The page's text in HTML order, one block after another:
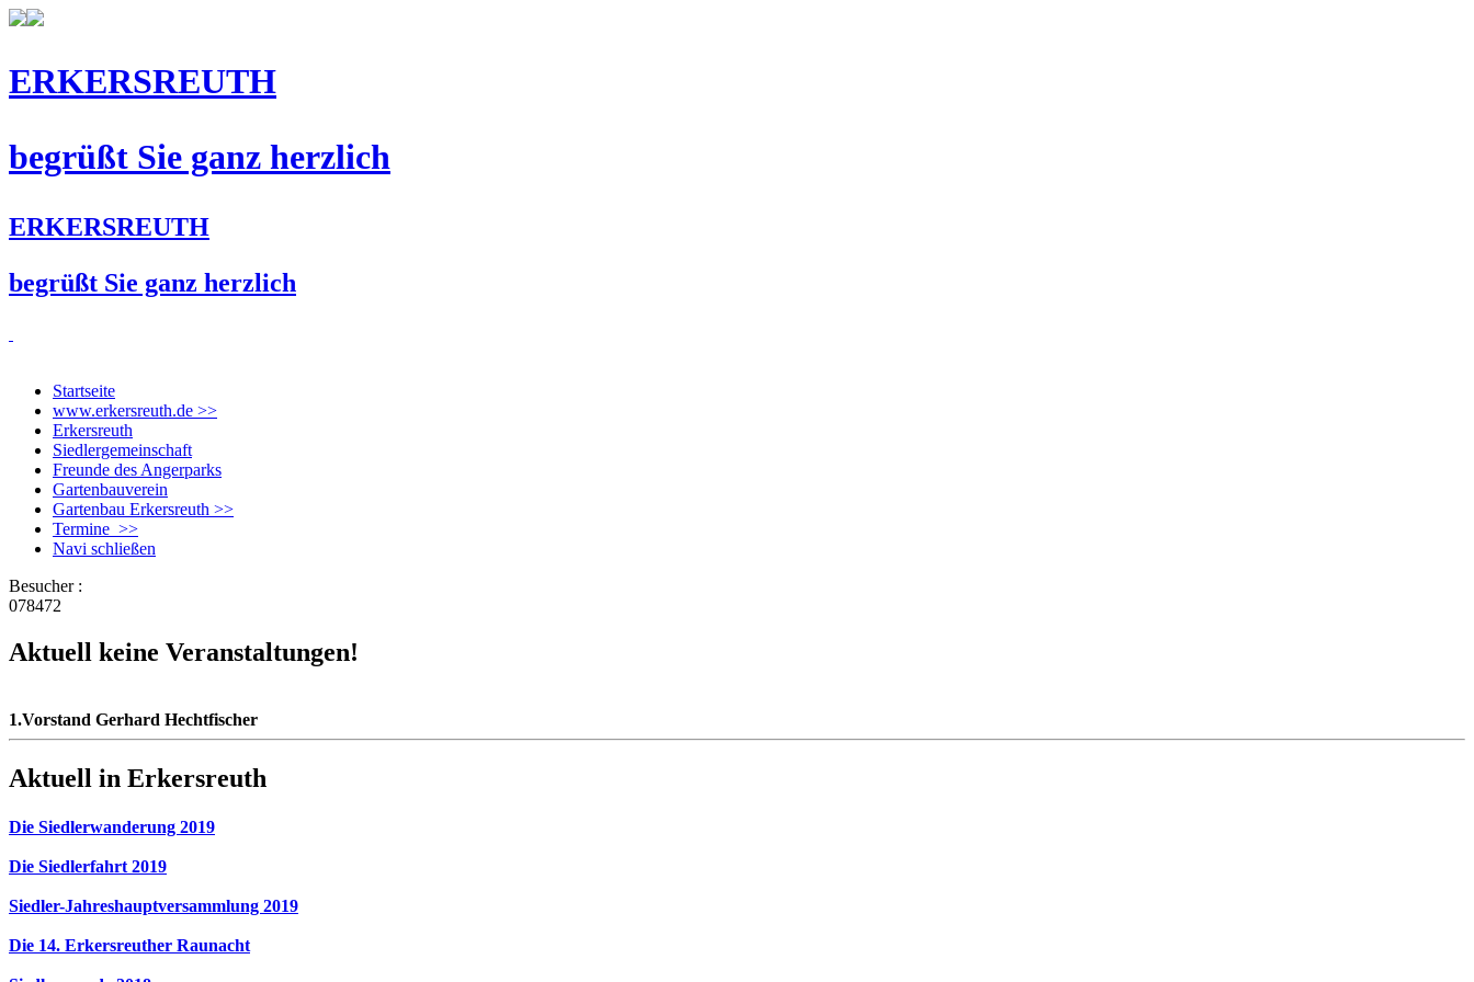
ERKERSREUTH
begrüßt Sie ganz herzlich
ERKERSREUTH
begrüßt Sie ganz herzlich
Startseite
www.erkersreuth.de >>
Erkersreuth
Siedlergemeinschaft
Freunde des Angerparks
Gartenbauverein
Gartenbau Erkersreuth >>
Termine >>
Navi schließen
Besucher :
078472
Aktuell keine Veranstaltungen!
1.Vorstand Gerhard Hechtfischer
Aktuell in Erkersreuth
Die Siedlerwanderung 2019
Die Siedlerfahrt 2019
Siedler-Jahreshauptversammlung 2019
Die 14. Erkersreuther Raunacht